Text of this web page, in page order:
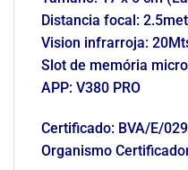
Distancia focal:
Vision infrarroja:
Slot de memória
APP: V380 PRO
Certificado: BVA/E/
Organismo